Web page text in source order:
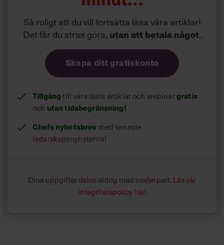
Så roligt att du vill fortsätta läsa våra artiklar!
Det får du strax göra, utan att betala något.
Skapa ditt gratiskonto
Tillgångtill våra låsta artiklar och webinargratis
och utan tidsbegränsning!
Chefs nyhetsbrev med senaste
ledarskapsnyheterna!
Dina uppgifter delas aldrig med tredje part. Läs vår
integritetspolicy här.